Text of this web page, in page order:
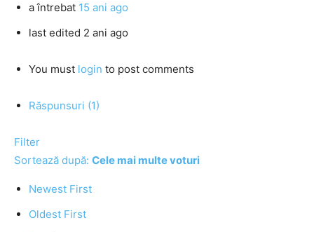
a întrebat 15 ani ago
last edited 2 ani ago
You must login to post comments
Răspunsuri (1)
Filter
Sortează după: Cele mai multe voturi
Newest First
Oldest First